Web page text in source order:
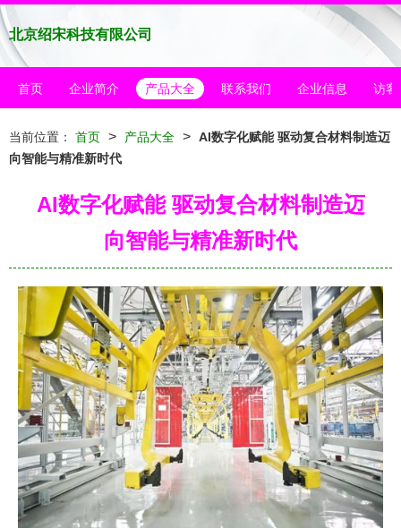
北京绍宋科技有限公司
首页 企业简介 产品大全 联系我们 企业信息 访客
当前位置： 首页 > 产品大全 > AI数字化赋能 驱动复合材料制造迈
向智能与精准新时代
AI数字化赋能 驱动复合材料制造迈
向智能与精准新时代